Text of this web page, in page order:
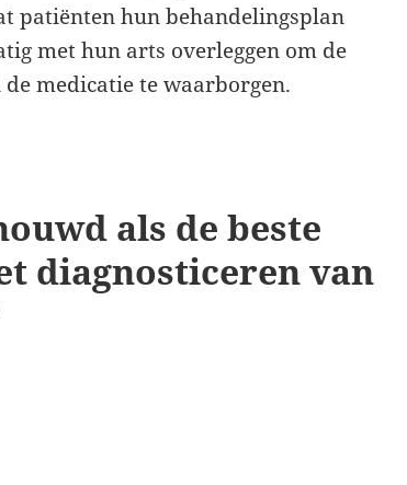
patiënten hun behandelingsplan
met hun arts overleggen om de
medicatie te waarborgen.
als de beste
diagnosticeren van